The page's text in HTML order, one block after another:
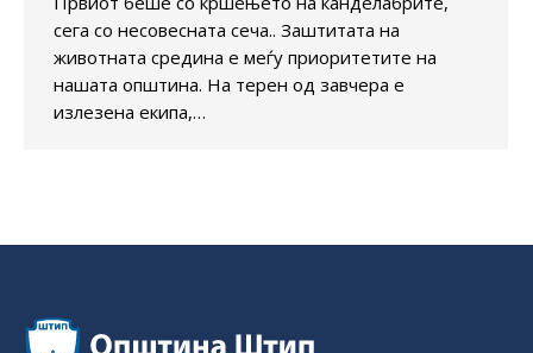
сега со несовесната сеча.. Заштитата на
животната средина е меѓу приоритетите на
нашата општина. На терен од завчера е
излезена екипа,…